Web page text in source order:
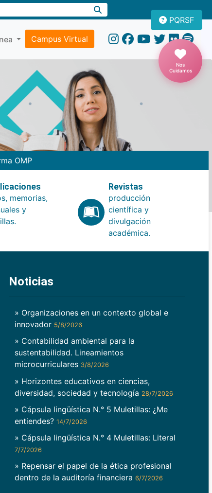
Campus Virtual
PQRSF
Nos
Cuidamos
OMP
memorias,
y
Revistas
producción
científica y
divulgación
académica.
Noticias
» Organizaciones en un contexto global e
innovador 5/8/2026
» Contabilidad ambiental para la
sustentabilidad. Lineamientos
microcurriculares 3/8/2026
» Horizontes educativos en ciencias,
diversidad, sociedad y tecnología 28/7/2026
» Cápsula lingüística N.° 5 Muletillas: ¿Me
entiendes? 14/7/2026
» Cápsula lingüística N.° 4 Muletillas: Literal
7/7/2026
» Repensar el papel de la ética profesional
dentro de la auditoría financiera 6/7/2026